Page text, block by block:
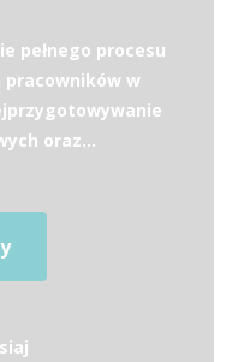
pełnego procesu
pracowników w
oraz...